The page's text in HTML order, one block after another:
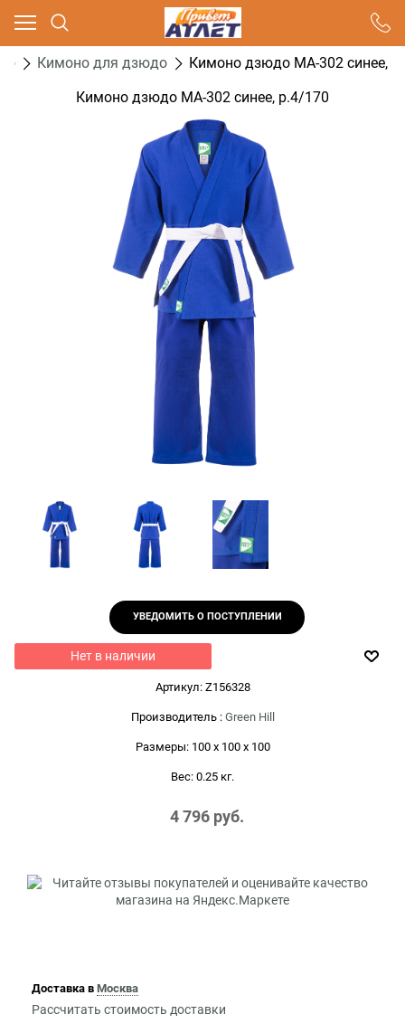
Кимоно для дзюдо
Кимоно дзюдо MA-302 синее,
Кимоно дзюдо MA-302 синее, р.4/170
УВЕДОМИТЬ О ПОСТУПЛЕНИИ
Нет в наличии
Артикул: Z156328
Производитель : Green Hill
Размеры: 100 x 100 x 100
Вес: 0.25 кг.
4 796 руб.
Доставка в Москва
Рассчитать стоимость доставки
Ваш город - Москва,
угадали?
ДА НЕТ